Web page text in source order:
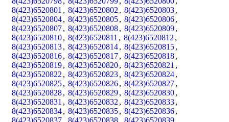
8(423)6520801 , 8(423)6520802 , 8(423)6520803,
8(423)6520804, 8(423)6520805, 8(423)6520806,
8(423)6520807, 8(423)6520808, 8(423)6520809,
8(423)6520810, 8(423)6520811 , 8(423)6520812 ,
8(423)6520813, 8(423)6520814, 8(423)6520815,
8(423)6520816, 8(423)6520817, 8(423)6520818,
8(423)6520819, 8(423)6520820, 8(423)6520821 ,
8(423)6520822 , 8(423)6520823, 8(423)6520824,
8(423)6520825, 8(423)6520826, 8(423)6520827,
8(423)6520828, 8(423)6520829, 8(423)6520830,
8(423)6520831 , 8(423)6520832 , 8(423)6520833,
8(423)6520834, 8(423)6520835, 8(423)6520836,
8(423)6520837, 8(423)6520838, 8(423)6520839,